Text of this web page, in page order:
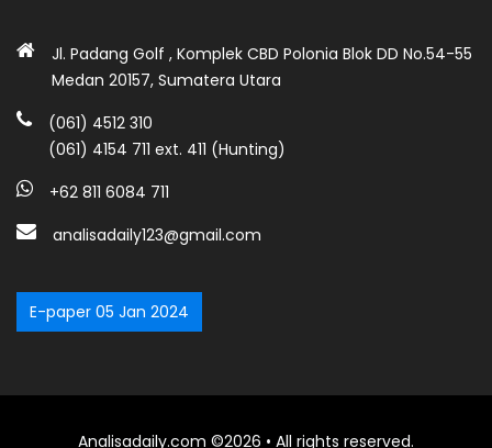
Jl. Padang Golf , Komplek CBD Polonia Blok DD No.54-55
Medan 20157, Sumatera Utara
(061) 4512 310
(061) 4154 711 ext. 411 (Hunting)
+62 811 6084 711
analisadaily123@gmail.com
E-paper 05 Jan 2024
Analisadaily.com ©2026 • All rights reserved.